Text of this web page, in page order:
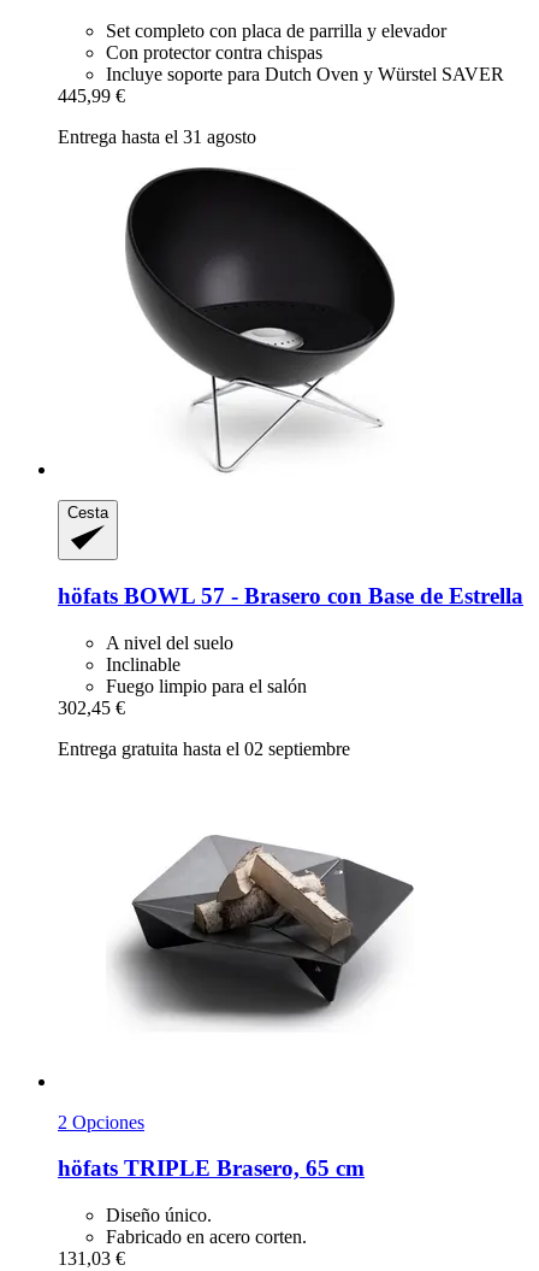
Set completo con placa de parrilla y elevador
Con protector contra chispas
Incluye soporte para Dutch Oven y Würstel SAVER
445,99 €
Entrega hasta el 31 agosto
Cesta
höfats BOWL 57 -​ Brasero con Base de Estrella
A nivel del suelo
Inclinable
Fuego limpio para el salón
302,45 €
Entrega gratuita hasta el 02 septiembre
2 Opciones
höfats TRIPLE Brasero, 65 cm
Diseño único.
Fabricado en acero corten.
131,03 €